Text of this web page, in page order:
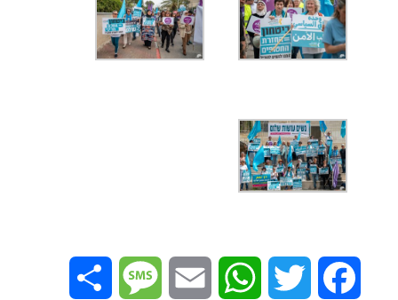
Facebook
Twitter
WhatsApp
Email
Message